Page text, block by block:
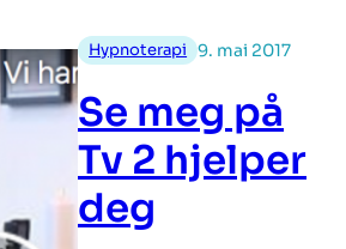
hypnose
Hypnoterapi 9. mai 2017
Se meg på
Tv 2 hjelper
deg